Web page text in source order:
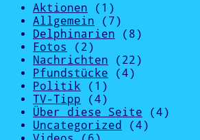
Aktionen (1)
Allgemein (7)
Delphinarien (8)
Fotos
(2)
Nachrichten (22)
Pfundstücke (4)
Politik (1)
TV-Tipp (4)
Über diese Seite (4)
Uncategorized
(4)